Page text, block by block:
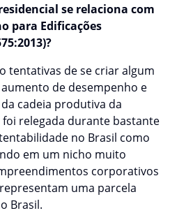
se relaciona com
para Edificações
tentativas de se criar algum
de desempenho e
cadeia produtiva da
relegada durante bastante
no Brasil como
em um nicho muito
corporativos
uma parcela
Brasil.